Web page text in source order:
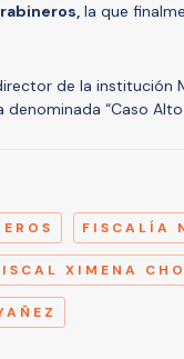
la que
de la institución
“Caso Alto
FISCALÍA
XIMENA